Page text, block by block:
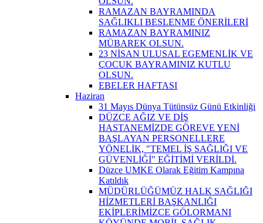
RAMAZAN BAYRAMINDA
SAĞLIKLI BESLENME ÖNERİLERİ
RAMAZAN BAYRAMINIZ
MÜBAREK OLSUN.
23 NİSAN ULUSAL EGEMENLİK VE
ÇOCUK BAYRAMINIZ KUTLU
OLSUN.
EBELER HAFTASI
Haziran
31 Mayıs Dünya Tütünsüz Günü Etkinliği
DÜZCE AĞIZ VE DİŞ
HASTANEMİZDE GÖREVE YENİ
BAŞLAYAN PERSONELLERE
YÖNELİK, "TEMEL İŞ SAĞLIĞI VE
GÜVENLİĞİ" EĞİTİMİ VERİLDİ.
Düzce UMKE Olarak Eğitim Kampına
Katıldık
MÜDÜRLÜĞÜMÜZ HALK SAĞLIĞI
HİZMETLERİ BAŞKANLIĞI
EKİPLERİMİZCE GÖLORMANI